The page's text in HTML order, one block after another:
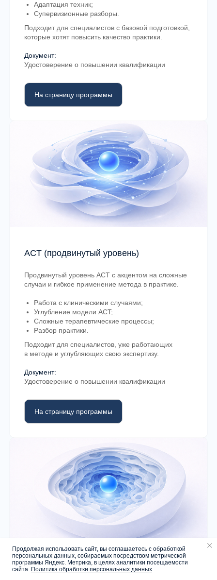
Напишите нам
Продолжая использовать сайт, вы соглашаетесь с обработкой
персональных данных, собираемых посредством метрической
программы Яндекс. Метрика, в целях аналитики посещаемости
сайта. Политика обработки персональных данных.
Адаптация техник;
Супервизионные разборы.
Подходит для специалистов с базовой подготовкой,
которые хотят повысить качество практики.
Документ:
Удостоверение о повышении квалификации
На страницу программы
ACT (продвинутый уровень)
Продвинутый уровень ACT с акцентом на сложные
случаи и гибкое применение метода в практике.
Работа с клиническими случаями;
Углубление модели ACT;
Сложные терапевтические процессы;
Разбор практики.
Подходит для специалистов, уже работающих
в методе и углубляющих свою экспертизу.
Документ:
Удостоверение о повышении квалификации
На страницу программы
Схема-терапия (продвинутый уровень)
система: теория, практика, супервизия и
профессиональная интеграция.
развитие
Как устроена
система подготовки
специалиста
Курсы выстроены по логике
профессионального роста — от базовых
принципов к специализации.
Системная программа обучения